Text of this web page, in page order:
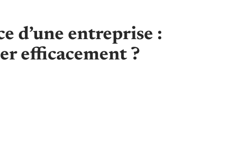
d’une entreprise :
efficacement ?